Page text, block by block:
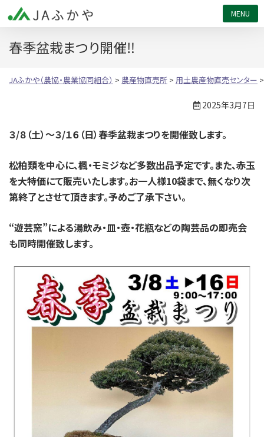
春季盆栽まつり開催‼
JAふかや（農協・農業協同組合） > 農産物直売所 > 用土農産物直売センター
2025年3月7日
３/８（土）～３/１６（日）春季盆栽まつりを開催致します。
松柏類を中心に、楓・モミジなど多数出品予定です。また、赤玉
を大特価にて販売いたします。お一人様10袋まで、無くなり次
第終了とさせて頂きます。予めご了承下さい。
“遊芸窯”による湯飲み・皿・壺・花瓶などの陶芸品の即売会
も同時開催致します。